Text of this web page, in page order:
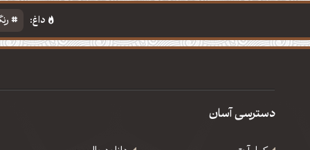
داغ:
دسترسی آسان